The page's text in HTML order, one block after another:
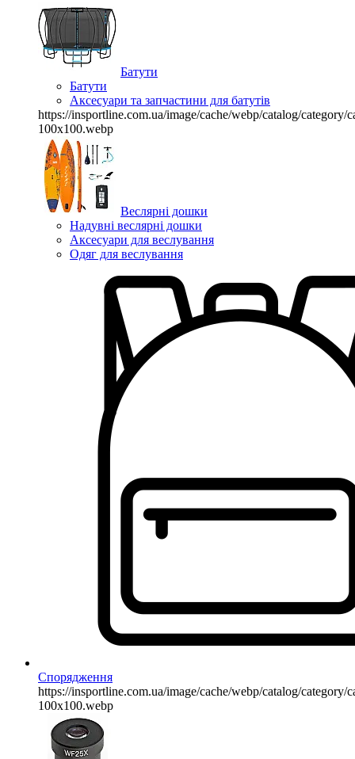
Батути
Батути
Аксесуари та запчастини для батутів
https://insportline.com.ua/image/cache/webp/catalog/category/
100x100.webp
Веслярні дошки
Надувні веслярні дошки
Аксесуари для веслування
Одяг для веслування
Спорядження
https://insportline.com.ua/image/cache/webp/catalog/category/
100x100.webp